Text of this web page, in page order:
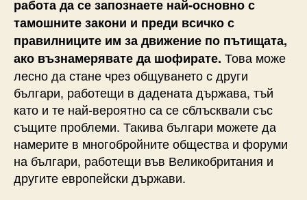
работа да се запознаете най-основно с
тамошните закони и преди всичко с
правилниците им за движение по пътищата,
ако възнамерявате да шофирате. Това може
лесно да стане чрез общуването с други
българи, работещи в дадената държава, тъй
като и те най-вероятно са се сблъсквали със
същите проблеми. Такива българи можете да
намерите в многобройните общества и форуми
на българи, работещи във Великобритания и
другите европейски държави.